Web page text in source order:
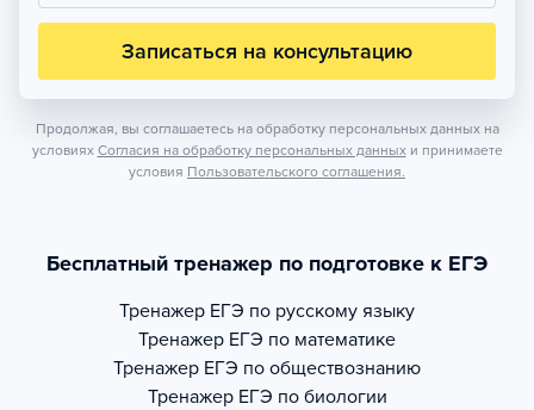
Записаться на консультацию
Продолжая, вы соглашаетесь на обработку персональных данных на
условиях Согласия на обработку персональных данных и принимаете
условия Пользовательского соглашения.
Бесплатный тренажер по подготовке к ЕГЭ
Тренажер ЕГЭ по русскому языку
Тренажер ЕГЭ по математике
Тренажер ЕГЭ по обществознанию
Тренажер ЕГЭ по биологии